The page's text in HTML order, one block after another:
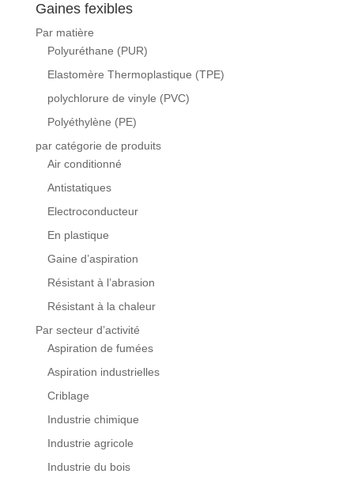
Gaines fexibles
Par matière
Polyuréthane (PUR)
Elastomère Thermoplastique (TPE)
polychlorure de vinyle (PVC)
Polyéthylène (PE)
par catégorie de produits
Air conditionné
Antistatiques
Electroconducteur
En plastique
Gaine d’aspiration
Résistant à l’abrasion
Résistant à la chaleur
Par secteur d’activité
Aspiration de fumées
Aspiration industrielles
Criblage
Industrie chimique
Industrie agricole
Industrie du bois